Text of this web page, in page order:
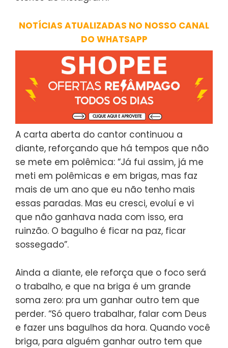
NOTÍCIAS ATUALIZADAS NO NOSSO CANAL
DO WHATSAPP
A carta aberta do cantor continuou a
diante, reforçando que há tempos que não
se mete em polêmica: “Já fui assim, já me
meti em polêmicas e em brigas, mas faz
mais de um ano que eu não tenho mais
essas paradas. Mas eu cresci, evoluí e vi
que não ganhava nada com isso, era
ruinzão. O bagulho é ficar na paz, ficar
sossegado”.
Ainda a diante, ele reforça que o foco será
o trabalho, e que na briga é um grande
soma zero: pra um ganhar outro tem que
perder. “Só quero trabalhar, falar com Deus
e fazer uns bagulhos da hora. Quando você
briga, para alguém ganhar outro tem que